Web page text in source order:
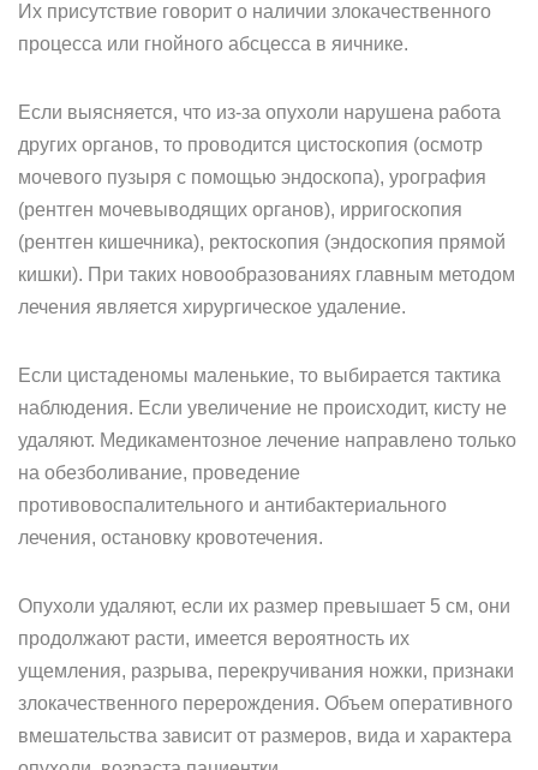
Их присутствие говорит о наличии злокачественного
процесса или гнойного абсцесса в яичнике.
Если выясняется, что из-за опухоли нарушена работа
других органов, то проводится цистоскопия (осмотр
мочевого пузыря с помощью эндоскопа), урография
(рентген мочевыводящих органов), ирригоскопия
(рентген кишечника), ректоскопия (эндоскопия прямой
кишки). При таких новообразованиях главным методом
лечения является хирургическое удаление.
Если цистаденомы маленькие, то выбирается тактика
наблюдения. Если увеличение не происходит, кисту не
удаляют. Медикаментозное лечение направлено только
на обезболивание, проведение
противовоспалительного и антибактериального
лечения, остановку кровотечения.
Опухоли удаляют, если их размер превышает 5 см, они
продолжают расти, имеется вероятность их
ущемления, разрыва, перекручивания ножки, признаки
злокачественного перерождения. Объем оперативного
вмешательства зависит от размеров, вида и характера